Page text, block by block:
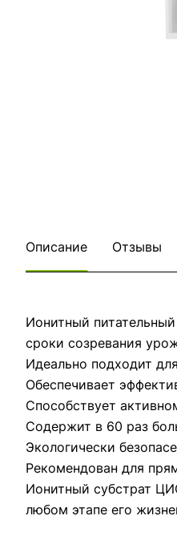
Описание Отзывы
Ионитный
сроки созревания
Идеально подходит
Обеспечивает
Способствует
Содержит в 60 раз
Экологически
Рекомендован для
Ионитный субстрат
любом этапе его